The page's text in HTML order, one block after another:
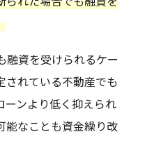
融資を受けられるケー
されている不動産でも
ーンより低く抑えられ
能なことも資金繰り改